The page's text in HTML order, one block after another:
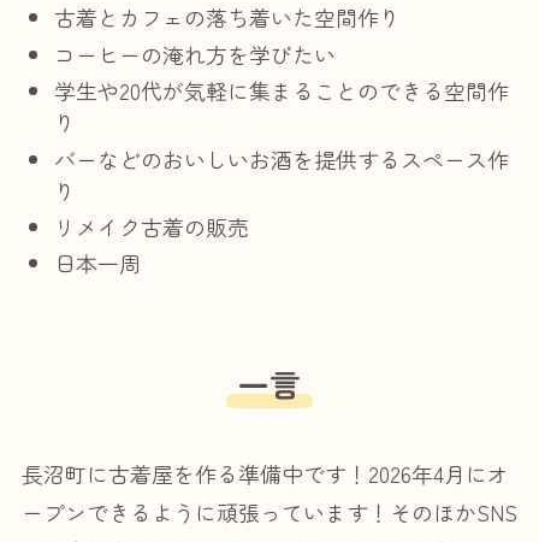
古着とカフェの落ち着いた空間作り
コーヒーの淹れ方を学びたい
学生や20代が気軽に集まることのできる空間作
り
バーなどのおいしいお酒を提供するスペース作
り
リメイク古着の販売
日本一周
一言
長沼町に古着屋を作る準備中です！2026年4月にオ
ープンできるように頑張っています！そのほかSNS